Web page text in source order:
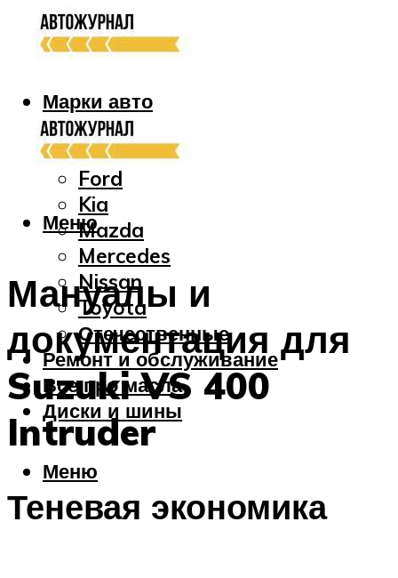
Марки авто
Audi
Bmw
Ford
Kia
Mazda
Mercedes
Nissan
Toyota
Отечественные
Ремонт и обслуживание
Все про масла
Диски и шины
Меню
Меню
Мануалы и
документация для
Suzuki VS 400
Intruder
Теневая экономика